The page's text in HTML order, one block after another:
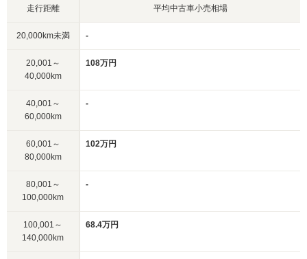
走行距離 平均中古車小売相場
20,000km未満 -
20,001～
40,000km
108万円
40,001～
60,000km
-
60,001～
80,000km
102万円
80,001～
100,000km
-
100,001～
140,000km
68.4万円